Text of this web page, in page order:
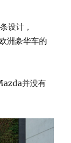
设计，
洲豪华车的
并没有